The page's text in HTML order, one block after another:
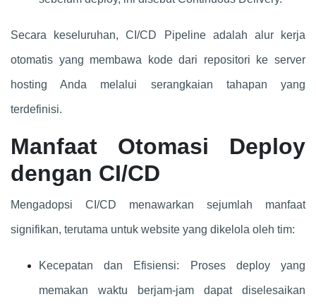
Secara keseluruhan, CI/CD Pipeline adalah alur kerja
otomatis yang membawa kode dari repositori ke server
hosting Anda melalui serangkaian tahapan yang
terdefinisi.
Manfaat Otomasi Deploy
dengan CI/CD
Mengadopsi CI/CD menawarkan sejumlah manfaat
signifikan, terutama untuk website yang dikelola oleh tim:
Kecepatan dan Efisiensi: Proses deploy yang
memakan waktu berjam-jam dapat diselesaikan